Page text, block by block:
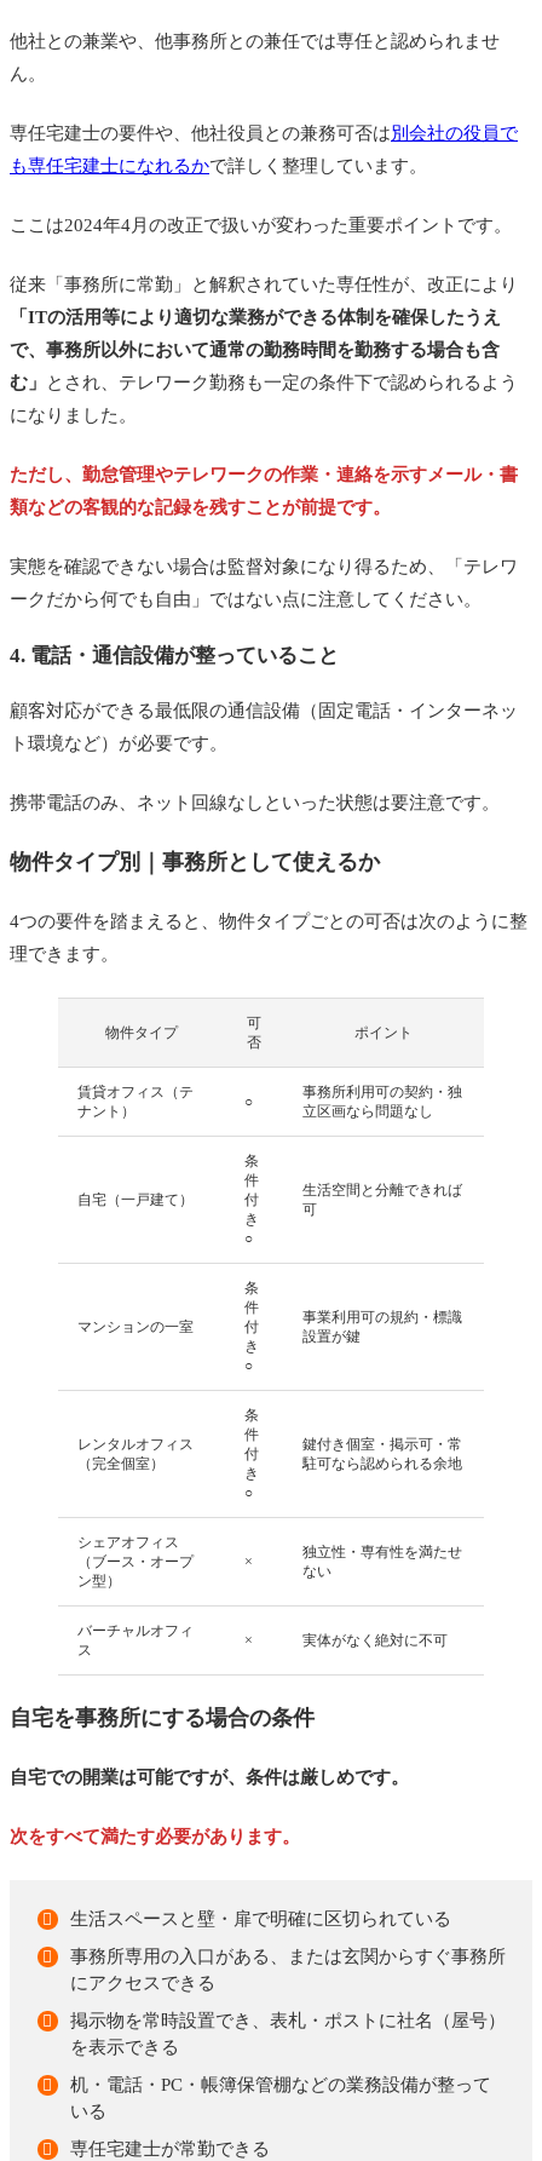
他社との兼業や、他事務所との兼任では専任と認められませ
ん。
専任宅建士の要件や、他社役員との兼務可否は別会社の役員で
も専任宅建士になれるかで詳しく整理しています。
ここは2024年4月の改正で扱いが変わった重要ポイントです。
従来「事務所に常勤」と解釈されていた専任性が、改正により
「ITの活用等により適切な業務ができる体制を確保したうえ
で、事務所以外において通常の勤務時間を勤務する場合も含
む」
とされ、テレワーク勤務も一定の条件下で認められるよう
になりました。
ただし、勤怠管理やテレワークの作業・連絡を示すメール・書
類などの客観的な記録を残すことが前提です。
実態を確認できない場合は監督対象になり得るため、「テレワ
ークだから何でも自由」ではない点に注意してください。
4. 電話・通信設備が整っていること
顧客対応ができる最低限の通信設備（固定電話・インターネッ
ト環境など）が必要です。
携帯電話のみ、ネット回線なしといった状態は要注意です。
物件タイプ別｜事務所として使えるか
4つの要件を踏まえると、物件タイプごとの可否は次のように整
理できます。
物件タイプ
可
否
ポイント
賃貸オフィス（テ
ナント）
○
事務所利用可の契約・独
立区画なら問題なし
自宅（一戸建て）
条
件
付
き
○
生活空間と分離できれば
可
マンションの一室
条
件
付
き
○
事業利用可の規約・標識
設置が鍵
レンタルオフィス
（完全個室）
条
件
付
き
○
鍵付き個室・掲示可・常
駐可なら認められる余地
シェアオフィス
（ブース・オープ
ン型）
×
独立性・専有性を満たせ
ない
バーチャルオフィ
ス
× 実体がなく絶対に不可
自宅を事務所にする場合の条件
自宅での開業は可能ですが、条件は厳しめです。
次をすべて満たす必要があります。
生活スペースと壁・扉で明確に区切られている
事務所専用の入口がある、または玄関からすぐ事務所
にアクセスできる
掲示物を常時設置でき、表札・ポストに社名（屋号）
を表示できる
机・電話・PC・帳簿保管棚などの業務設備が整って
いる
専任宅建士が常勤できる